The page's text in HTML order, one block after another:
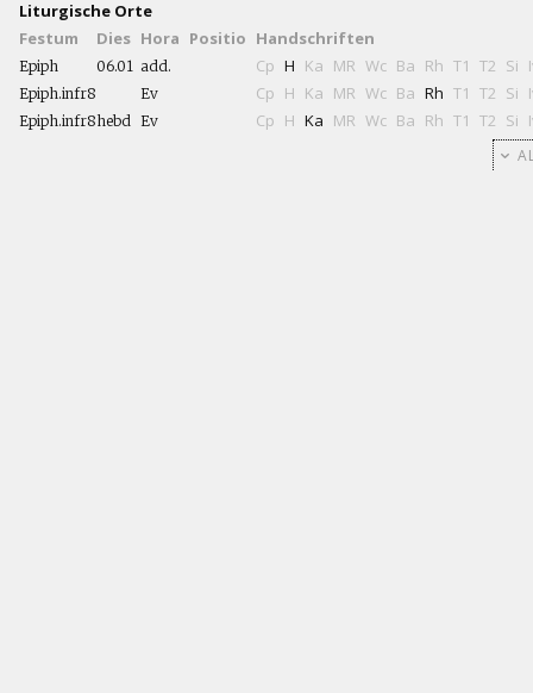
Liturgische Orte
Festum
Dies Hora Positio Handschriften
Epiph 06.01 add. Cp H Ka MR Wc Ba Rh T1 T2 Si
Epiph.infr8 Ev Cp H Ka MR Wc Ba Rh T1 T2 Si
Epiph.infr8hebd Ev Cp H Ka MR Wc Ba Rh T1 T2 Si